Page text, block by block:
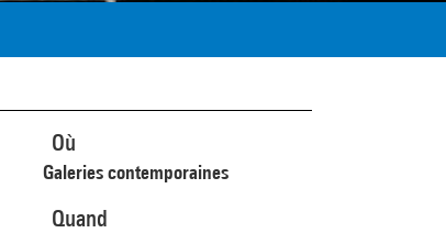
Où
Galeries contemporaines
Quand